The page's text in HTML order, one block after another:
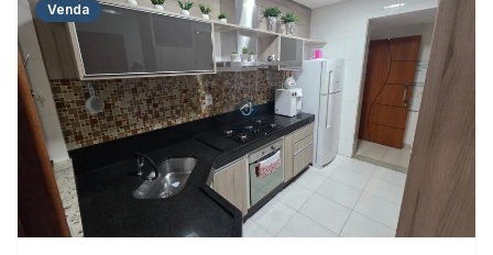
Venda